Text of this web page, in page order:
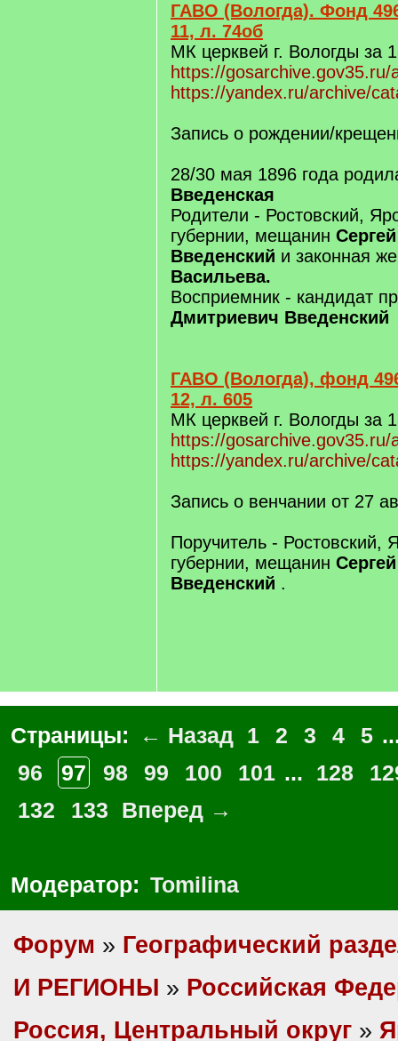
ГАВО (Вологда). Фонд
11, л. 74об
МК церквей г. Вологды за
https://
https://yandex.ru/archive/
Запись о рождении/
28/30 мая 1896 года
Введенская
Родители - Ростовский,
губернии, мещанин
Введенский и законная
Васильева.
Восприемник - кандидат
Дмитриевич Введенский
ГАВО (Вологда), фонд
12, л. 605
МК церквей г. Вологды за
https://
https://yandex.ru/archive/
Запись о венчании от 27
Поручитель - Ростовский,
губернии, мещанин
Введенский .
Страницы: ← Назад 1 2 3 4 5
96
97 98 99 100 101 ... 128
132
133 Вперед →
Модератор: Tomilina
Форум » Географический
И РЕГИОНЫ » Российская
Россия, Центральный округ »